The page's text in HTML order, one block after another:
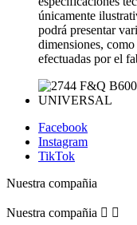
únicamente
podrá presentar
dimensiones,
efectuadas por el
Facebook
Instagram
TikTok
Nuestra compañia
Nuestra compañia  